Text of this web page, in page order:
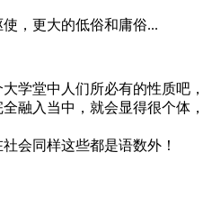
，更大的低俗和庸俗...
学堂中人们所必有的性质吧，
融入当中，就会显得很个体，
会同样这些都是语数外！